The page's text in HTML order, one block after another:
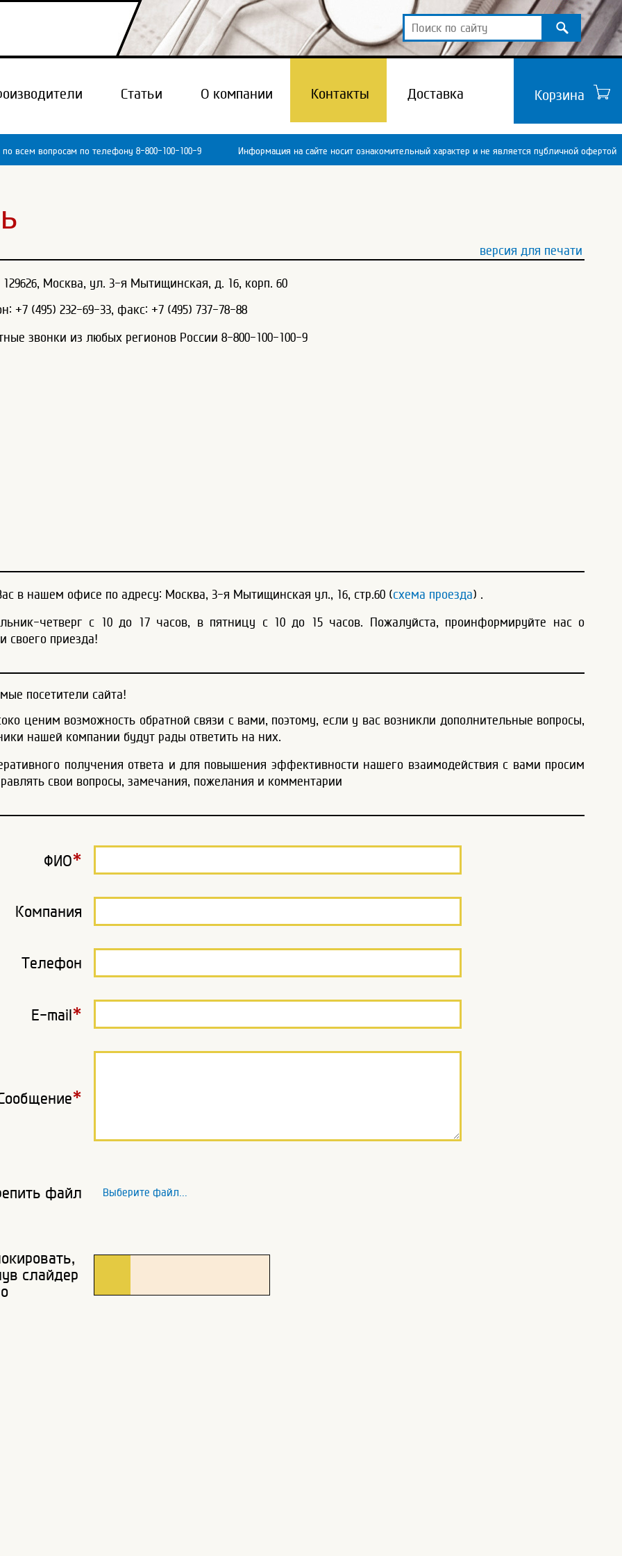
Статьи О компании Контакты Доставка Корзина
по всем вопросам по телефону 8-800-100-100-9 Информация на сайте носит ознакомительный характер и не является публичной офертой
версия для печати
129626, Москва, ул. 3-я Мытищинская, д. 16, корп. 60
+7 (495) 232-69-33, факс: +7 (495) 737-78-88
звонки из любых регионов России 8-800-100-100-9
в нашем офисе по адресу: Москва, 3-я Мытищинская ул., 16, стр.60 (схема проезда) .
четверг с 10 до 17 часов, в пятницу с 10 до 15 часов. Пожалуйста, проинформируйте нас о
своего приезда!
посетители сайта!
ценим возможность обратной связи с вами, поэтому, если у вас возникли дополнительные вопросы,
нашей компании будут рады ответить на них.
получения ответа и для повышения эффективности нашего взаимодействия с вами просим
свои вопросы, замечания, пожелания и комментарии
ФИО*
Компания
Телефон
E-mail*
*
файл Выберите файл...
слайдер